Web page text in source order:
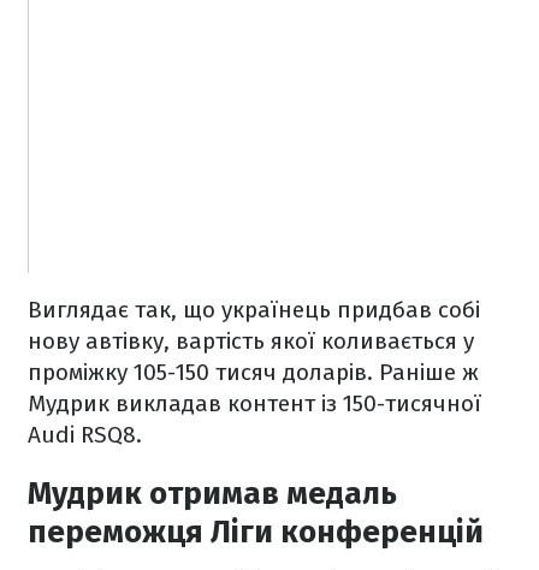
Виглядає так, що українець придбав собі
нову автівку, вартість якої коливається у
проміжку 105-150 тисяч доларів. Раніше ж
Мудрик викладав контент із 150-тисячної
Audi RSQ8.
Мудрик отримав медаль
переможця Ліги конференцій